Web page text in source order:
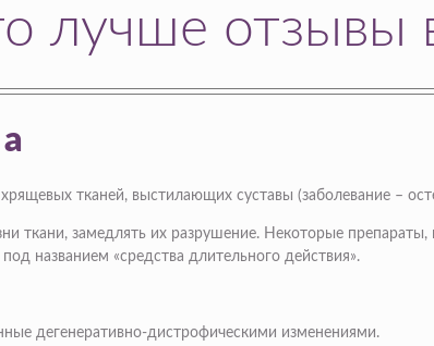
лучше отзывы
тканей, выстилающих суставы (заболевание –
ткани, замедлять их разрушение. Некоторые
названием «средства длительного действия».
дегенеративно-дистрофическими изменениями.